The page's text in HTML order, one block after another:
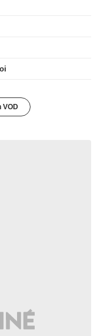
VOD